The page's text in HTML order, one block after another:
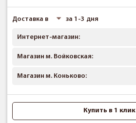
Доставка в за 1-3 дня
Интернет-магазин:
Магазин м. Войковская:
Магазин м. Коньково:
Купить в 1 клик